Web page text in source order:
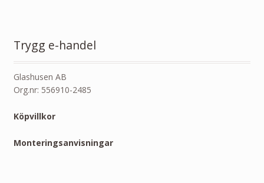
Trygg e-handel
Glashusen AB
Org.nr: 556910-2485
Köpvillkor
Monteringsanvisningar